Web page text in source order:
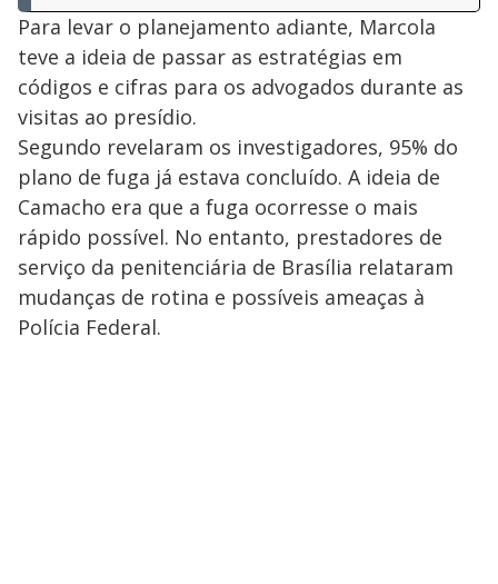
Para levar o planejamento adiante, Marcola
teve a ideia de passar as estratégias em
códigos e cifras para os advogados durante as
visitas ao presídio.
Segundo revelaram os investigadores, 95% do
plano de fuga já estava concluído. A ideia de
Camacho era que a fuga ocorresse o mais
rápido possível. No entanto, prestadores de
serviço da penitenciária de Brasília relataram
mudanças de rotina e possíveis ameaças à
Polícia Federal.